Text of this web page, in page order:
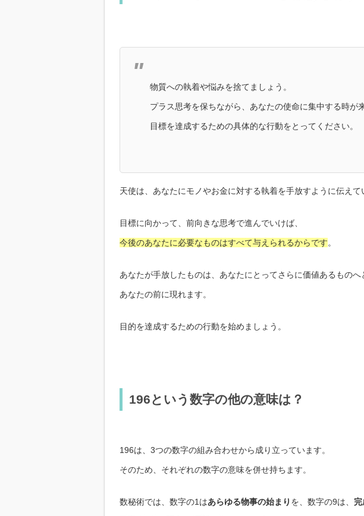
物質への執着や悩みを捨てましょう。
プラス思考を保ちながら、あなたの使命に集中する時が
目標を達成するための具体的な行動をとってください。
天使は、あなたにモノやお金に対する執着を手放すように伝えて
目標に向かって、前向きな思考で進んでいけば、
今後のあなたに必要なものはすべて与えられるからです。
あなたが手放したものは、あなたにとってさらに価値あるものへ
あなたの前に現れます。
目的を達成するための行動を始めましょう。
196という数字の他の意味は？
196は、3つの数字の組み合わせから成り立っています。
そのため、それぞれの数字の意味を併せ持ちます。
数秘術では、数字の1はあらゆる物事の始まり を、数字の9は、